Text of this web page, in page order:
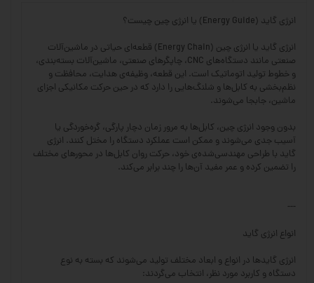
انرژی گاید (Energy Guide) یا انرژی چین چیست؟
انرژی گاید یا انرژی چین (Energy Chain) قطعه‌ای حیاتی در ماشین‌آلات
صنعتی مانند دستگاه‌های CNC، چاپگرهای صنعتی، ماشین‌آلات بسته‌بندی،
و خطوط تولید اتوماتیک است. این قطعه، وظیفه‌ی هدایت، محافظت و
نظم‌بخشی به کابل‌ها و شلنگ‌هایی را دارد که در حین حرکت مکانیکی اجزای
ماشین، جابجا می‌شوند.
بدون وجود انرژی چین، کابل‌ها به مرور زمان دچار پارگی، گره‌خوردگی یا
آسیب جدی می‌شوند و ممکن است عملکرد دستگاه را مختل کنند. انرژی
گاید با طراحی مهندسی‌شده‌ی خود، حرکت روان کابل‌ها در محورهای مختلف
را تضمین کرده و عمر مفید آن‌ها را چند برابر می‌کند.
---
انواع انرژی گاید
انرژی گایدها در انواع و ابعاد مختلف تولید می‌شوند که بسته به نوع
دستگاه و کاربرد مورد نظر، انتخاب می‌گردند: